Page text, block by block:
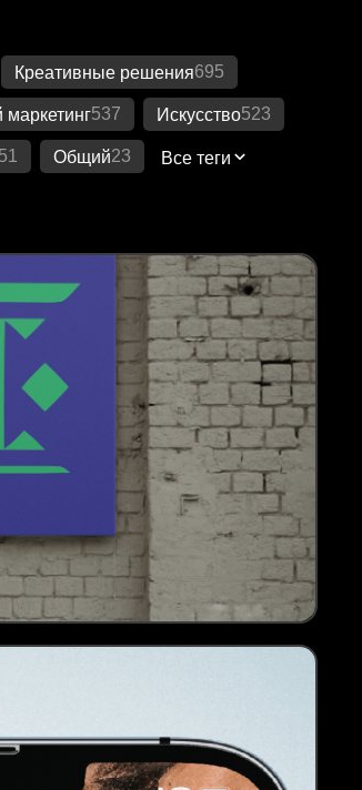
Креативные решения695
537 Искусство523
Общий23 Все теги